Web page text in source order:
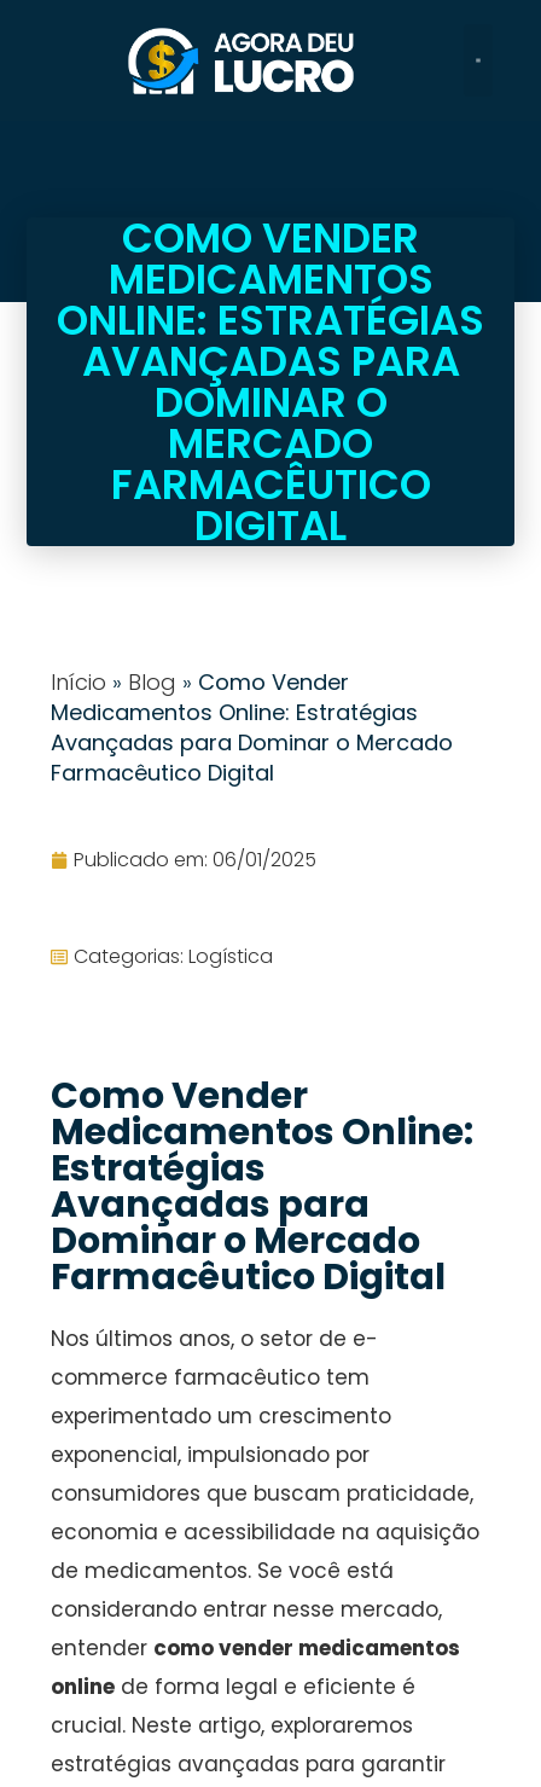
COMO VENDER
MEDICAMENTOS
ONLINE: ESTRATÉGIAS
AVANÇADAS PARA
DOMINAR O
MERCADO
FARMACÊUTICO
DIGITAL
Início » Blog » Como Vender
Medicamentos Online: Estratégias
Avançadas para Dominar o Mercado
Farmacêutico Digital
Publicado em:06/01/2025
Categorias: Logística
Como Vender
Medicamentos Online:
Estratégias
Avançadas para
Dominar o Mercado
Farmacêutico Digital
Nos últimos anos, o setor de e-
commerce farmacêutico tem
experimentado um crescimento
exponencial, impulsionado por
consumidores que buscam praticidade,
economia e acessibilidade na aquisição
de medicamentos. Se você está
considerando entrar nesse mercado,
entender como vender medicamentos
online de forma legal e eficiente é
crucial. Neste artigo, exploraremos
estratégias avançadas para garantir